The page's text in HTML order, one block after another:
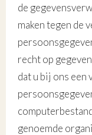
de
maken tegen de
recht op
dat u bij ons een
genoemde